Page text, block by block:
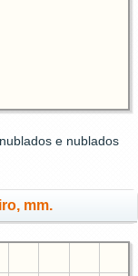
e nublados
mm.